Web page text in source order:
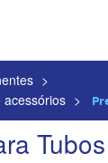
>
>
Tubos